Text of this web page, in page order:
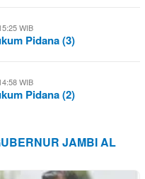
WIB
Pidana (3)
WIB
Pidana (2)
JAMBI AL